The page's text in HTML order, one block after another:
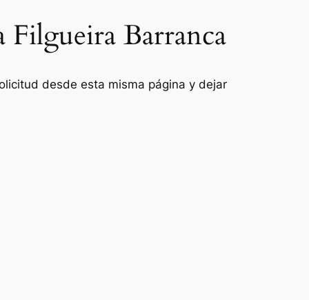
Filgueira Barranca
desde esta misma página y dejar